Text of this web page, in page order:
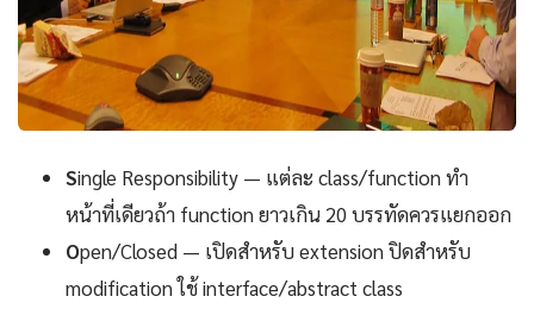
Single Responsibility — แต่ละ class/function ทำ
หน้าที่เดียวถ้า function ยาวเกิน 20 บรรทัดควรแยกออก
Open/Closed — เปิดสำหรับ extension ปิดสำหรับ
modification ใช้ interface/abstract class